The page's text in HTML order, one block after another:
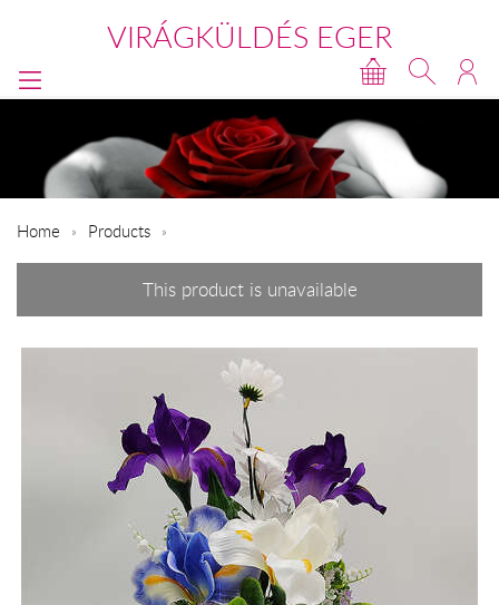
VIRÁGKÜLDÉS EGER
Home Products
This product is unavailable